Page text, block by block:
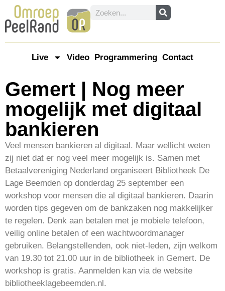
Live Video Programmering Contact
Gemert | Nog meer
mogelijk met digitaal
bankieren
Veel mensen bankieren al digitaal. Maar wellicht weten
zij niet dat er nog veel meer mogelijk is. Samen met
Betaalvereniging Nederland organiseert Bibliotheek De
Lage Beemden op donderdag 25 september een
workshop voor mensen die al digitaal bankieren. Daarin
worden tips gegeven om de bankzaken nog makkelijker
te regelen. Denk aan betalen met je mobiele telefoon,
veilig online betalen of een wachtwoordmanager
gebruiken. Belangstellenden, ook niet-leden, zijn welkom
van 19.30 tot 21.00 uur in de bibliotheek in Gemert. De
workshop is gratis. Aanmelden kan via de website
bibliotheeklagebeemden.nl.